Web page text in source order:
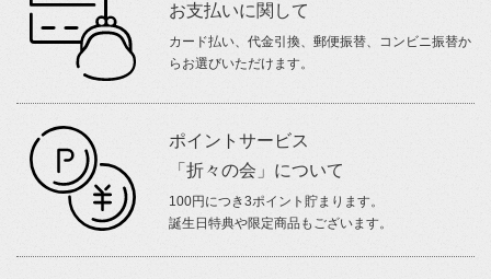
お支払いに関して
カード払い、代金引換、郵便振替、コンビニ振替か
らお選びいただけます。
ポイントサービス
「折々の会」について
100円につき3ポイント貯まります。
誕生日特典や限定商品もございます。